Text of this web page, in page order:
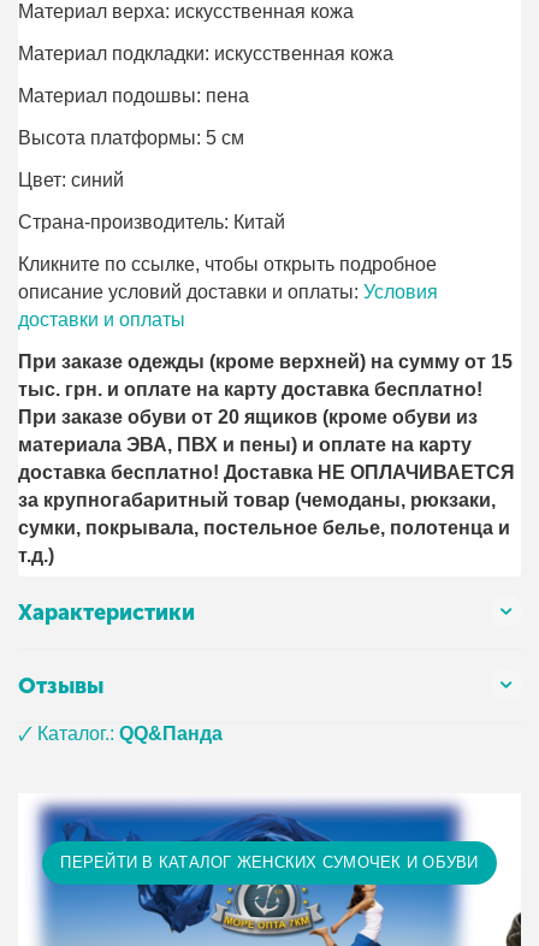
Материал верха: искусственная кожа
Материал подкладки: искусственная кожа
Материал подошвы: пена
Высота платформы: 5 см
Цвет: синий
Страна-производитель: Китай
Кликните по ссылке, чтобы открыть подробное
описание условий доставки и оплаты:Условия
доставки и оплаты
При заказе одежды (кроме верхней) на сумму от 15
тыс. грн. и оплате на карту доставка бесплатно!
При заказе обуви от 20 ящиков (кроме обуви из
материала ЭВА, ПВХ и пены) и оплате на карту
доставка бесплатно! Доставка НЕ ОПЛАЧИВАЕТСЯ
за крупногабаритный товар (чемоданы, рюкзаки,
сумки, покрывала, постельное белье, полотенца и
т.д.)
Характеристики
Отзывы
🗸 Каталог.:QQ&Панда
ПЕРЕЙТИ В КАТАЛОГ ЖЕНСКИХ СУМОЧЕК И ОБУВИ